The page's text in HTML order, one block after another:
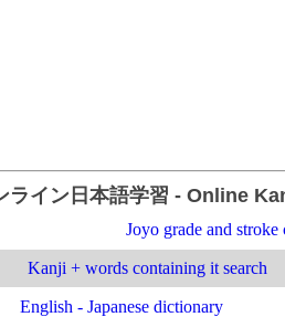
ライン日本語学習 - Online
Joyo grade and stroke
Kanji + words containing it search
English - Japanese dictionary